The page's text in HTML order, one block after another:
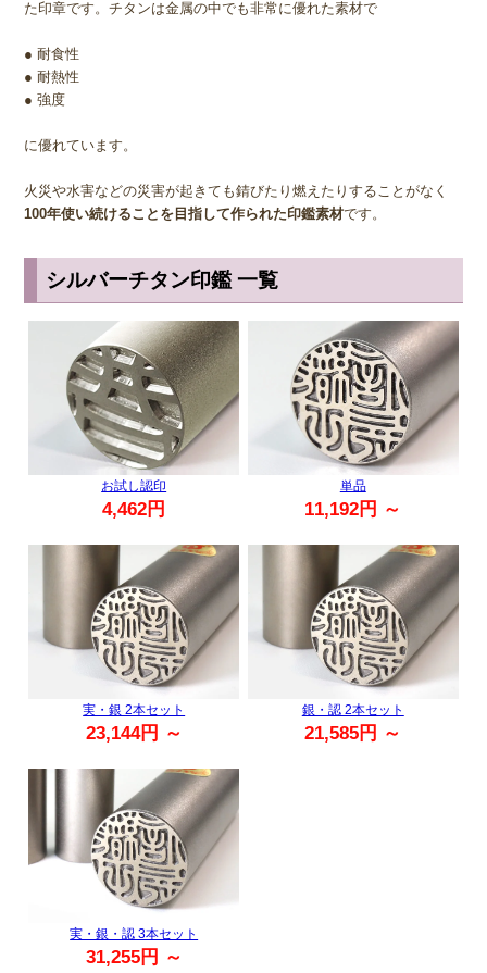
た印章です。チタンは金属の中でも非常に優れた素材で
● 耐食性
● 耐熱性
● 強度
に優れています。
火災や水害などの災害が起きても錆びたり燃えたりすることがなく
100年使い続けることを目指して作られた印鑑素材です。
シルバーチタン印鑑 一覧
お試し認印
4,462円
単品
11,192円 ～
実・銀 2本セット
23,144円 ～
銀・認 2本セット
21,585円 ～
実・銀・認 3本セット
31,255円 ～